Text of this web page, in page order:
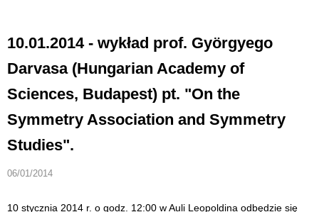
10.01.2014 - wykład prof. Györgyego
Darvasa (Hungarian Academy of
Sciences, Budapest) pt. "On the
Symmetry Association and Symmetry
Studies".
06/01/2014
10 stycznia 2014 r. o godz. 12:00 w Auli Leopoldina odbędzie się